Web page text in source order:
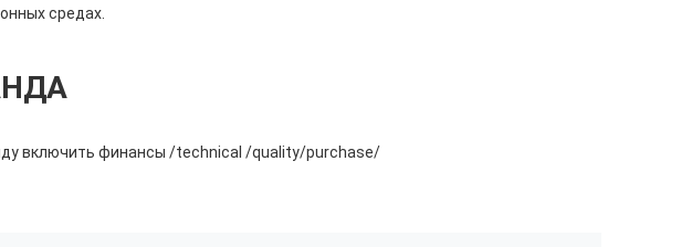
средах.
включить финансы /technical /quality/purchase/